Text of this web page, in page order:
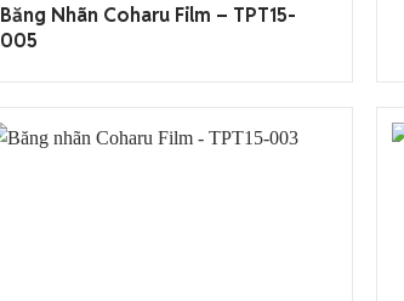
Băng Nhãn Coharu Film – TPT15-
005